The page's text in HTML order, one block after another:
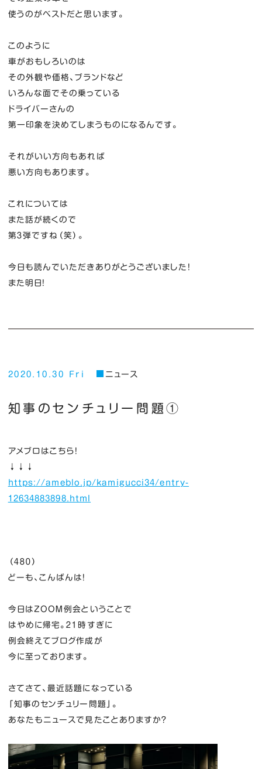
使うのがベストだと思います。
このように
車がおもしろいのは
その外観や価格、ブランドなど
いろんな面でその乗っている
ドライバーさんの
第一印象を決めてしまうものになるんです。
それがいい方向もあれば
悪い方向もあります。
これについては
また話が続くので
第３弾ですね（笑）。
今日も読んでいただきありがとうございました！
また明日！
2020.10.30 Fri ニュース
知事のセンチュリー問題①
アメブロはこちら！
↓↓↓
https://ameblo.jp/kamigucci34/entry-
12634883898.html
（４８０）
どーも、こんばんは！
今日はＺＯＯＭ例会ということで
はやめに帰宅。２１時すぎに
例会終えてブログ作成が
今に至っております。
さてさて、最近話題になっている
「知事のセンチュリー問題」。
あなたもニュースで見たことありますか？